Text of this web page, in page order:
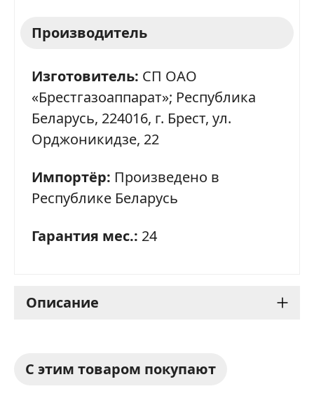
Производитель
Изготовитель: СП ОАО
«Брестгазоаппарат»; Республика
Беларусь, 224016, г. Брест, ул.
Орджоникидзе, 22
Импортёр: Произведено в
Республике Беларусь
Гарантия мес.: 24
Описание
02 0012: надежная и
С этим товаром покупают